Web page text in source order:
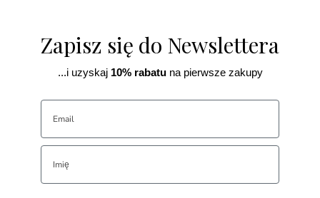
Zapisz się do Newslettera
...i uzyskaj10% rabatuna pierwsze zakupy